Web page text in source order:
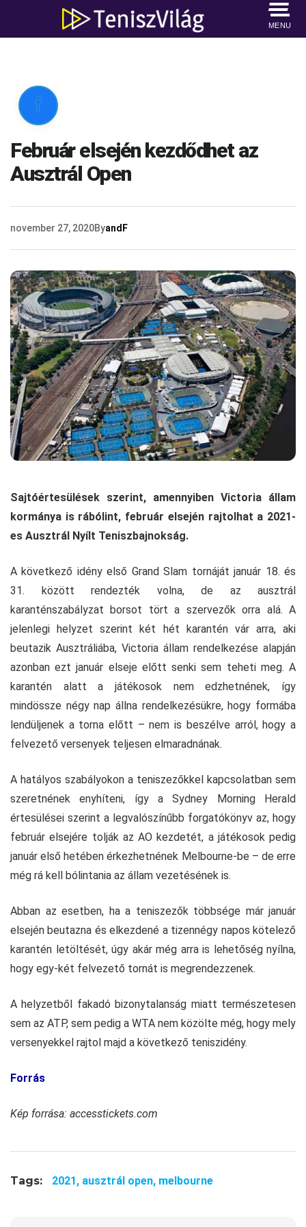
MENU

Február elsején kezdődhet az
Ausztrál Open
november 27, 2020ByandF
Sajtóértesülések szerint, amennyiben Victoria állam
kormánya is rábólint, február elsején rajtolhat a 2021-
es Ausztrál Nyílt Teniszbajnokság.
A következő idény első Grand Slam tornáját január 18. és
31. között rendezték volna, de az ausztrál
karanténszabályzat borsot tört a szervezők orra alá. A
jelenlegi helyzet szerint két hét karantén vár arra, aki
beutazik Ausztráliába, Victoria állam rendelkezése alapján
azonban ezt január elseje előtt senki sem teheti meg. A
karantén alatt a játékosok nem edzhetnének, így
mindössze négy nap állna rendelkezésükre, hogy formába
lendüljenek a torna előtt – nem is beszélve arról, hogy a
felvezető versenyek teljesen elmaradnának.
A hatályos szabályokon a teniszezőkkel kapcsolatban sem
szeretnének enyhíteni, így a Sydney Morning Herald
értesülései szerint a legvalószínűbb forgatókönyv az, hogy
február elsejére tolják az AO kezdetét, a játékosok pedig
január első hetében érkezhetnének Melbourne-be – de erre
még rá kell bólintania az állam vezetésének is.
Abban az esetben, ha a teniszezők többsége már január
elsején beutazna és elkezdené a tizennégy napos kötelező
karantén letöltését, úgy akár még arra is lehetőség nyílna,
hogy egy-két felvezető tornát is megrendezzenek.
A helyzetből fakadó bizonytalanság miatt természetesen
sem az ATP, sem pedig a WTA nem közölte még, hogy mely
versenyekkel rajtol majd a következő teniszidény.
Forrás
Kép forrása: accesstickets.com
Tags: 2021, ausztrál open, melbourne